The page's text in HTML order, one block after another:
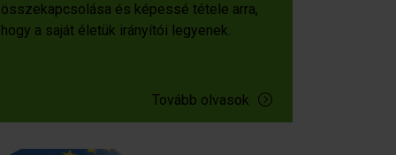
összekapcsolása és képessé tétele arra,
hogy a saját életük irányítói legyenek.
Tovább olvasok